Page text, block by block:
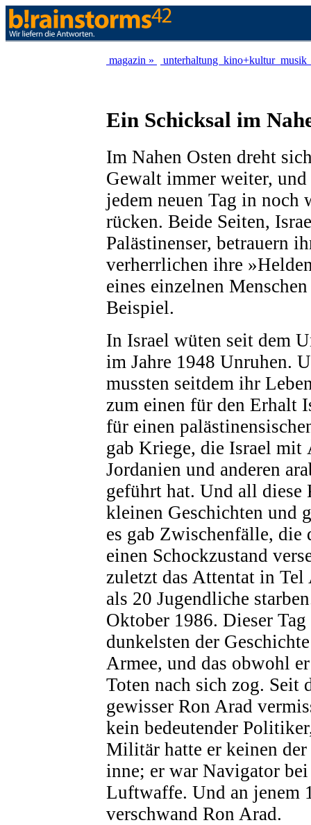
magazin » unterhaltung kino+kultur musik
Ein Schicksal im
Im Nahen Osten dreht
Gewalt immer weiter,
jedem neuen Tag in noch
rücken. Beide Seiten,
Palästinenser, betrauern
verherrlichen ihre
eines einzelnen
Beispiel.
In Israel wüten seit dem
im Jahre 1948 Unruhen.
mussten seitdem ihr
zum einen für den Erhalt
für einen
gab Kriege, die Israel
Jordanien und anderen
geführt hat. Und all diese
kleinen Geschichten und
es gab Zwischenfälle, die
einen Schockzustand
zuletzt das Attentat in
als 20 Jugendliche
Oktober 1986. Dieser
dunkelsten der
Armee, und das obwohl
Toten nach sich zog. Seit
gewisser Ron Arad
kein bedeutender
Militär hatte er keinen der
inne; er war Navigator
Luftwaffe. Und an jenem
verschwand Ron Arad.